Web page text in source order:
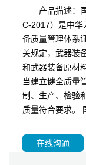
产品描述：
C-2017）是中华
备质量管理体系
关规定，武器装
和武器装备原材
当建立健全质量
制、生产、检验
质量符合要求。
在线沟通